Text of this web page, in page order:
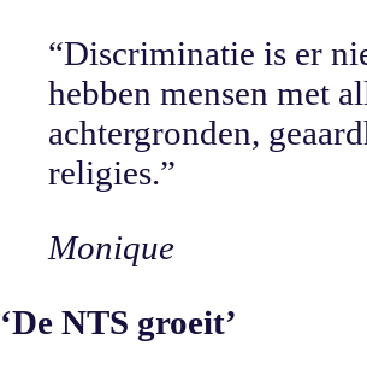
“Discriminatie is er
hebben mensen met
achtergronden,
religies.”
Monique
‘De NTS groeit’